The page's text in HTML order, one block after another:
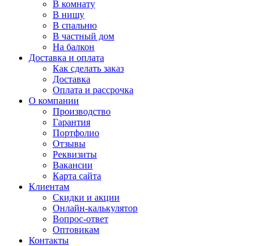
В комнату
В нишу
В спальню
В частный дом
На балкон
Доставка и оплата
Как сделать заказ
Доставка
Оплата и рассрочка
О компании
Производство
Гарантия
Портфолио
Отзывы
Реквизиты
Вакансии
Карта сайта
Клиентам
Скидки и акции
Онлайн-калькулятор
Вопрос-ответ
Оптовикам
Контакты